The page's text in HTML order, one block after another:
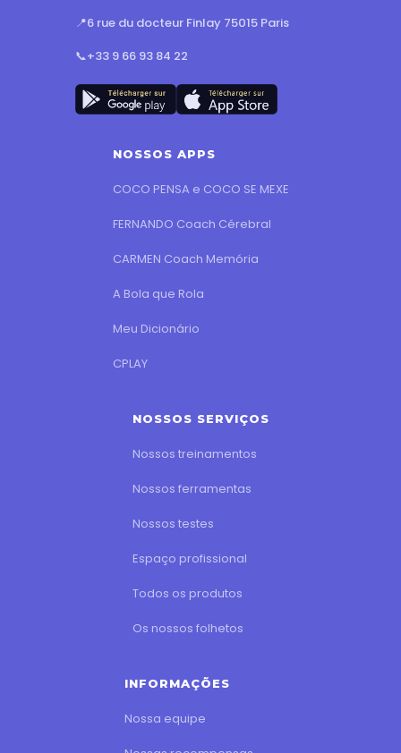
📍6 rue du docteur Finlay 75015 Paris
📞+33 9 66 93 84 22
NOSSOS APPS
COCO PENSA e COCO SE MEXE
FERNANDO Coach Cérebral
CARMEN Coach Memória
A Bola que Rola
Meu Dicionário
CPLAY
NOSSOS SERVIÇOS
Nossos treinamentos
Nossos ferramentas
Nossos testes
Espaço profissional
Todos os produtos
Os nossos folhetos
INFORMAÇÕES
Nossa equipe